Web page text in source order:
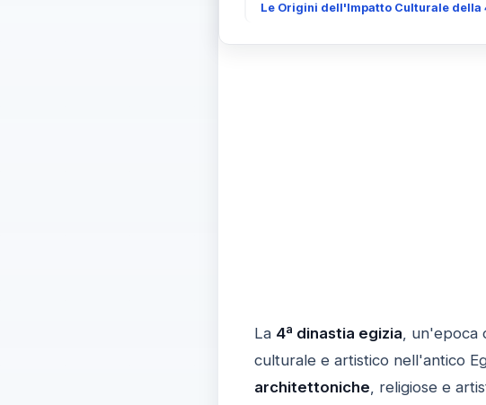
Le Origini dell'Impatto Culturale della
La 4ª dinastia egizia, un'epoca
culturale e artistico nell'antico
architettoniche, religiose e